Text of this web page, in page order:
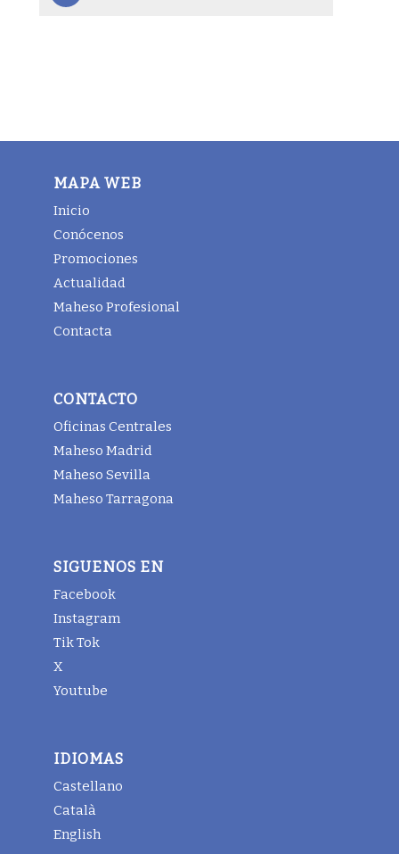
MAPA WEB
Inicio
Conócenos
Promociones
Actualidad
Maheso Profesional
Contacta
CONTACTO
Oficinas Centrales
Maheso Madrid
Maheso Sevilla
Maheso Tarragona
SIGUENOS EN
Facebook
Instagram
Tik Tok
X
Youtube
IDIOMAS
Castellano
Català
English